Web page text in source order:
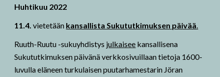
Huhtikuu 2022
11.4. vietetään kansallista Sukututkimuksen päivää.
Ruuth-Ruutu -sukuyhdistys julkaisee kansallisena
Sukututkimuksen päivänä verkkosivuillaan tietoja 1600-
luvulla eläneen turkulaisen puutarhamestarin Jöran